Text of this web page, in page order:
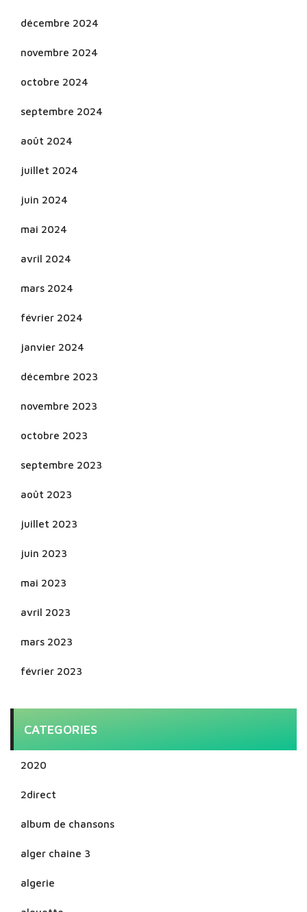
décembre 2024
novembre 2024
octobre 2024
septembre 2024
août 2024
juillet 2024
juin 2024
mai 2024
avril 2024
mars 2024
février 2024
janvier 2024
décembre 2023
novembre 2023
octobre 2023
septembre 2023
août 2023
juillet 2023
juin 2023
mai 2023
avril 2023
mars 2023
février 2023
CATEGORIES
2020
2direct
album de chansons
alger chaine 3
algerie